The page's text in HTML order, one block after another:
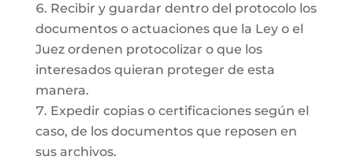
Recibir y guardar dentro del protocolo los
documentos o actuaciones que la Ley o el
Juez ordenen protocolizar o que los
interesados quieran proteger de esta
manera.
Expedir copias o certificaciones según el
caso, de los documentos que reposen en
sus archivos.